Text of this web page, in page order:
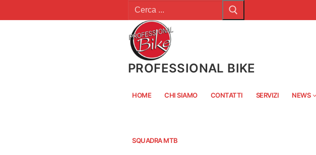
al
PROFESSIONAL BIKE
HOME CHI SIAMO CONTATTI SERVIZI NEWS
SQUADRA MTB